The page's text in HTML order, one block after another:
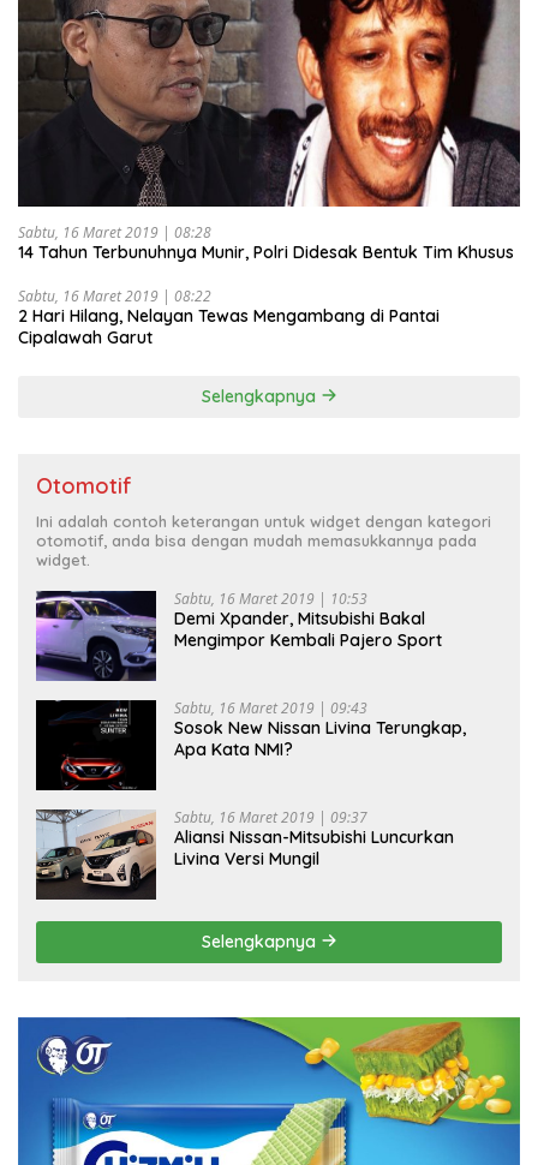
Sabtu, 16 Maret 2019 | 08:28
14 Tahun Terbunuhnya Munir, Polri Didesak Bentuk Tim Khusus
Sabtu, 16 Maret 2019 | 08:22
2 Hari Hilang, Nelayan Tewas Mengambang di Pantai
Cipalawah Garut
Selengkapnya
Otomotif
Ini adalah contoh keterangan untuk widget dengan kategori
otomotif, anda bisa dengan mudah memasukkannya pada
widget.
Sabtu, 16 Maret 2019 | 10:53
Demi Xpander, Mitsubishi Bakal
Mengimpor Kembali Pajero Sport
Sabtu, 16 Maret 2019 | 09:43
Sosok New Nissan Livina Terungkap,
Apa Kata NMI?
Sabtu, 16 Maret 2019 | 09:37
Aliansi Nissan-Mitsubishi Luncurkan
Livina Versi Mungil
Selengkapnya